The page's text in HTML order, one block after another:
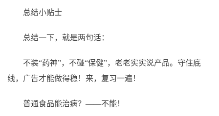
总结小贴士
总结一下，就是两句话：
不装“药神”，不碰“保健”，老老实实说产品。守住底
线，广告才能做得稳！来，复习一遍！
普通食品能治病？——不能！